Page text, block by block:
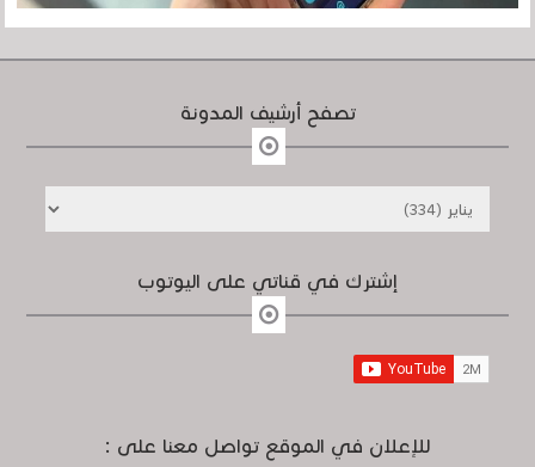
تصفح أرشيف المدونة
إشترك في قناتي على اليوتوب
للإعلان في الموقع تواصل معنا على :